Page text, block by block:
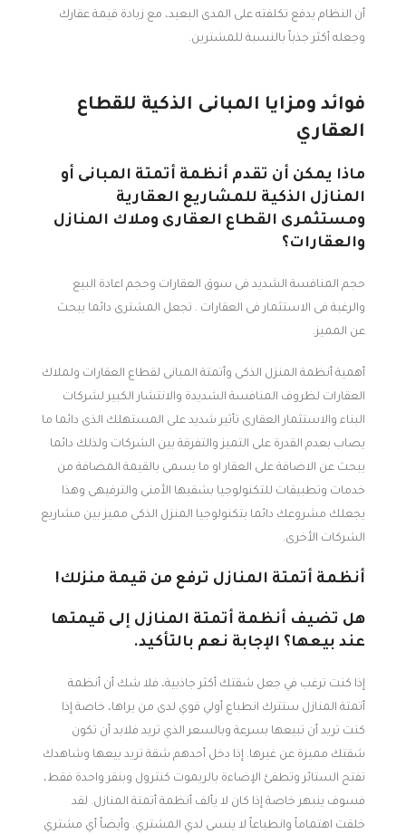
أن النظام يدفع تكلفته على المدى البعيد، مع زيادة قيمة عقارك
وجعله أكثر جذباً بالنسبة للمشترين.
فوائد ومزايا المبانى الذكية للقطاع
العقاري
ماذا يمكن أن تقدم أنظمة أتمتة المبانى أو
المنازل الذكية للمشاريع العقارية
ومستثمرى القطاع العقارى وملاك المنازل
والعقارات؟
حجم المنافسة الشديد فى سوق العقارات وحجم اعادة البيع
والرغبة فى الاستثمار فى العقارات . تجعل المشترى دائما يبحث
عن المميز.
أهمية أنظمة المنزل الذكى وأتمتة المبانى لقطاع العقارات ولملاك
العقارات لظروف المنافسة الشديدة والانتشار الكبير لشركات
البناء والاستثمار العقارى تأثير شديد على المستهلك الذى دائما ما
يصاب بعدم القدرة على التميز والتفرقة بين الشركات ولذلك دائما
يبحث عن الاضافة على العقار او ما يسمى بالقيمة المضافة من
خدمات وتطبيقات للتكنولوجيا بشقيها الأمنى والترفيهى وهذا
يجعلك مشروعك دائما بتكنولوجيا المنزل الذكى مميز بين مشاريع
الشركات الأخرى.
أنظمة أتمتة المنازل ترفع من قيمة منزلك!
هل تضيف أنظمة أتمتة المنازل إلى قيمتها
عند بيعها؟ الإجابة نعم بالتأكيد.
إذا كنت ترغب في جعل شقتك أكثر جاذبية، فلا شك أن أنظمة
أتمتة المنازل ستترك انطباع أولي قوي لدى من يراها، خاصة إذا
كنت تريد أن تبيعها بسرعة وبالسعر الذي تريد فلابد أن تكون
شقتك مميزة عن غيرها. إذا دخل أحدهم شقة تريد بيعها وشاهدك
تفتح الستائر وتطفئ الإضاءة بالريموت كنترول وبنقر واحدة فقط،
فسوف ينبهر خاصة إذا كان لا يألف أنظمة أتمتة المنازل. لقد
خلقت اهتماماً وانطباعاً لا ينسى لدي المشتري. وأيضاً أي مشتري